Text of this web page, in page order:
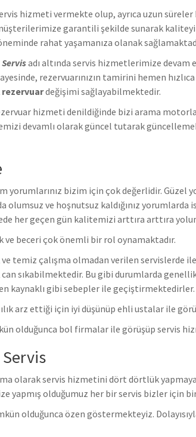
hizmeti vermekte olup, ayrıca uzun süreler
garantili şekilde sunarak
rahat yaşamanıza olanak
adı altında servis hizmetlerimize devam
rezervuarınızın tamirini hemen
rezervuardeğişimi sağlayabilmektedir.
hizmeti denildiğinde bizi arama
devamlı olarak güncel tutarak
yorumlarınız bizim için çok değerlidir. Güzel
olumsuz ve hoşnutsuz kaldığınız yorumlarda
her geçen gün kalitemizi arttıra arttıra
ve beceri çok önemli bir rol oynamaktadır.
temiz çalışma olmadan verilen servislerde
sıkabilmektedir. Bu gibi durumlarda
kaynaklı gibi sebepler ile geçiştirmektedirler.
arz ettiği için iyi düşünüp ehli ustalar ile
olduğunca bol firmalar ile görüşüp servis
Servis
olarak servis hizmetini dört dörtlük
yapmış olduğumuz her bir servis bizler için
olduğunca özen göstermekteyiz.